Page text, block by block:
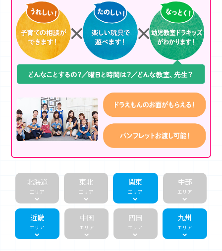
北海道
エリア
東北
エリア
関東
エリア
中部
エリア
近畿
エリア
中国
エリア
四国
エリア
九州
エリア